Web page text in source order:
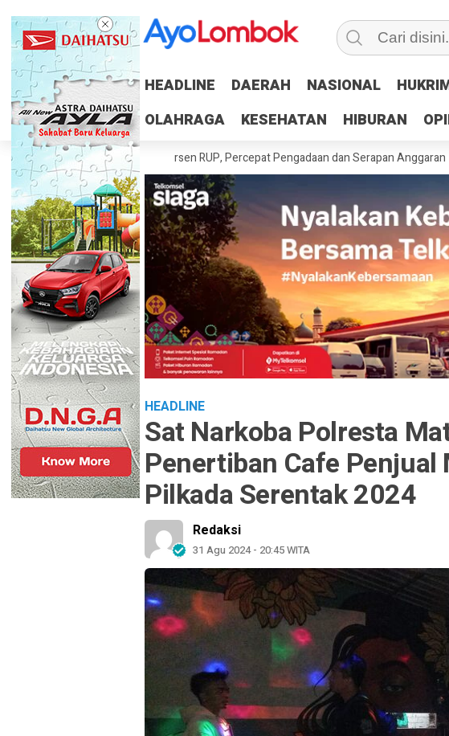
HEADLINE DAERAH NASIONAL
OLAHRAGA
KESEHATAN HIBURAN
HEADLINE DAERAH NASIONAL
OLAHRAGA
KESEHATAN HIBURAN
Tuntaskan 100 Persen RUP, Percepat Pengadaan dan Serapan Anggaran
HEADLINE
Sat Narkoba Polresta
Penertiban Cafe Penjual
Pilkada Serentak 2024
Redaksi
31 Agu 2024 - 20:45 WITA